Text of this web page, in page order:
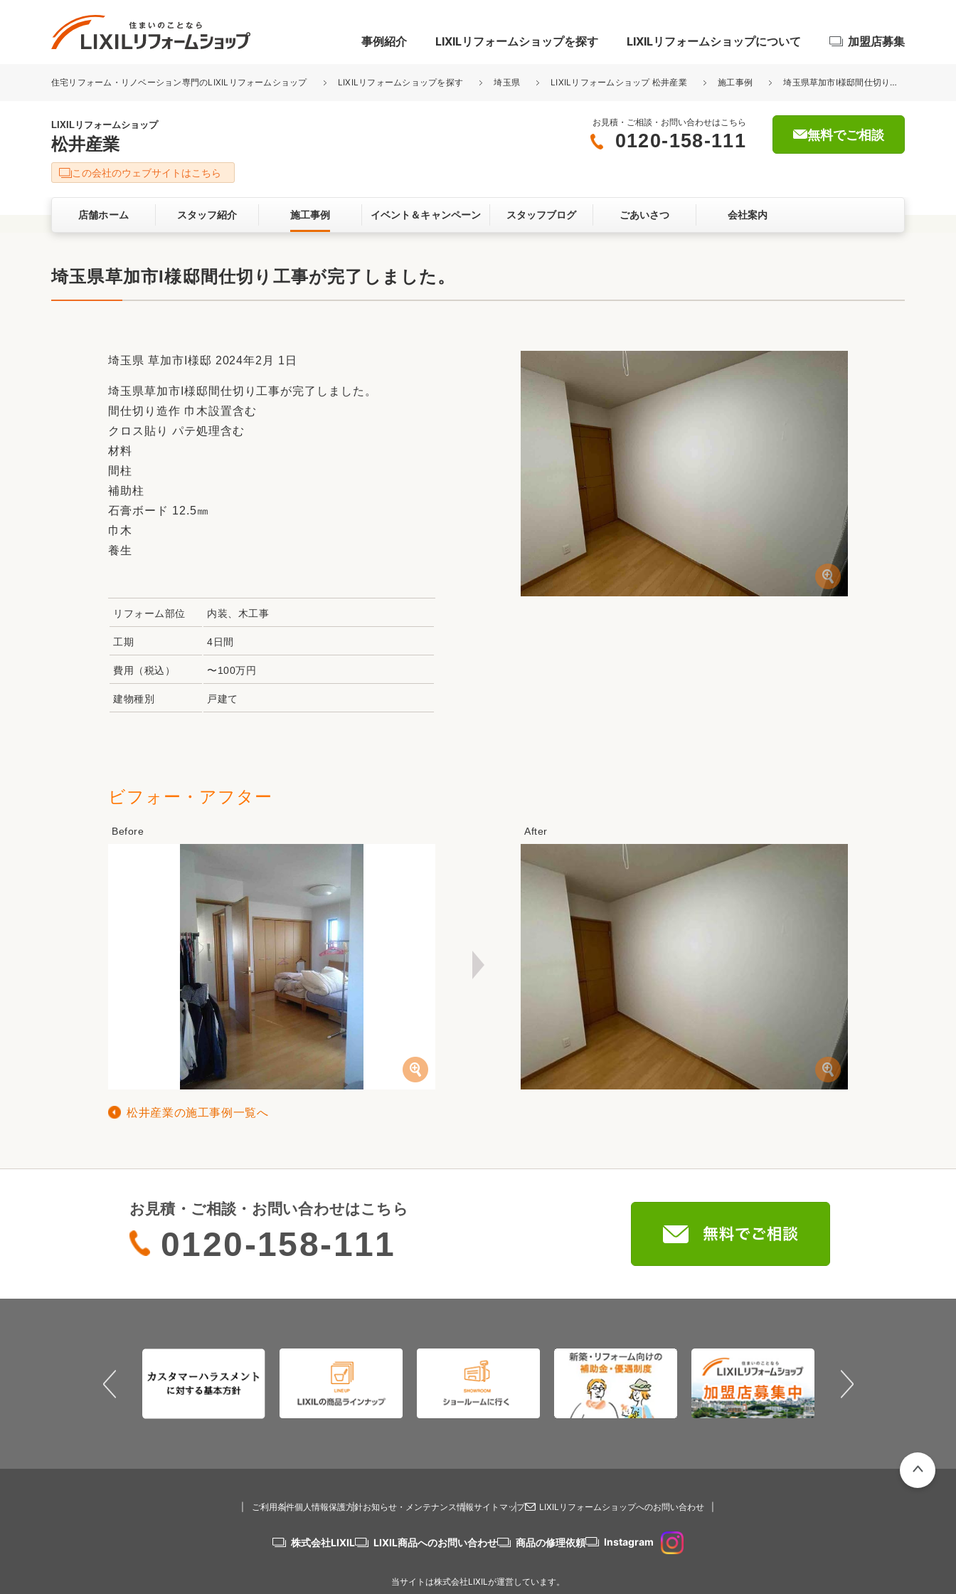
事例紹介
リフォーム事例を探す
キッチン
洗面化粧室 トイレ 玄関まわり 門まわり 屋根・外壁
ベランダ・バルコニー ガーデンスペース カースペース
お客さまの声 3Dシミュレーション
LIXILリフォームショップを探す LIXILリフォームショップについて
LIXILリフォームショップについて
サービス向上・品質改善の取り組み お客さま満足度アンケート
ここちいい暮らしをつくる、価値・性能向上
リフォームアクセル
中古物件探しから性能向上リフォームをワン
ストップ
加盟店募集
住宅リフォーム・リノベーション専門のLIXILリフォームショップ LIXILリフォームショップを探す 埼玉県 LIXILリフォームショップ 松井産業 施工事例 埼玉県草加市I様邸間仕切り工事が完了しました。
LIXILリフォームショップ
松井産業
お見積・ご相談・お問い合わせはこちら
0120-158-111 無料でご相談
この会社のウェブサイトはこちら
店舗ホーム スタッフ紹介 施工事例 イベント＆キャンペーン スタッフブログ ごあいさつ 会社案内
埼玉県草加市I様邸間仕切り工事が完了しました。
埼玉県 草加市I様邸 2024年2月 1日
埼玉県草加市I様邸間仕切り工事が完了しました。
間仕切り造作 巾木設置含む
クロス貼り パテ処理含む
材料
間柱
補助柱
石膏ボード 12.5㎜
巾木
養生
リフォーム部位 内装、木工事
工期 4日間
費用（税込） 〜100万円
建物種別 戸建て
ビフォー・アフター
松井産業の施工事例一覧へ
お見積・ご相談・お問い合わせはこちら
0120-158-111
ご利用条件個人情報保護方針お知らせ・メンテナンス情報サイトマップ LIXILリフォームショップへのお問い合わせ
株式会社LIXIL LIXIL商品へのお問い合わせ 商品の修理依頼 Instagram
当サイトは株式会社LIXILが運営しています。